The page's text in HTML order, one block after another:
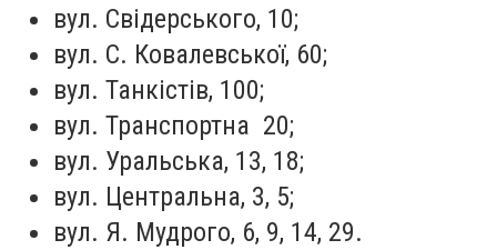
вул. Свідерського, 10;
вул. С. Ковалевської, 60;
вул. Танкістів, 100;
вул. Транспортна 20;
вул. Уральська, 13, 18;
вул. Центральна, 3, 5;
вул. Я. Мудрого, 6, 9, 14, 29.